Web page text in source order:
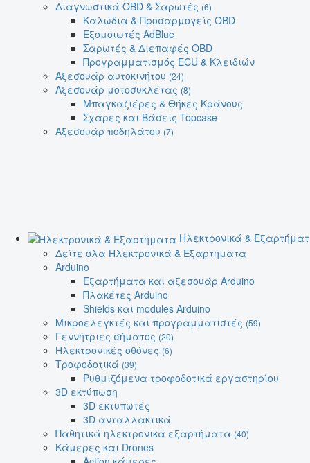
Διαγνωστικά OBD & Σαρωτές (6)
Καλώδια & Προσαρμογείς OBD
Εξομοιωτές AdBlue
Σαρωτές & Διεπαφές OBD
Προγραμματισμός ECU & Κλειδιών
Αξεσουάρ αυτοκινήτου (24)
Αξεσουάρ μοτοσυκλέτας (8)
Μπαγκαζιέρες & Θήκες Κράνους
Σχάρες και Βάσεις Topcase
Αξεσουάρ ποδηλάτου (7)
Ηλεκτρονικά &
Δείτε όλα Ηλεκτρονικά & Εξαρτήματα
Arduino
Εξαρτήματα και αξεσουάρ Arduino
Πλακέτες Arduino
Shields και modules Arduino
Μικροελεγκτές και προγραμματιστές (59)
Γεννήτριες σήματος (20)
Ηλεκτρονικές οθόνες (6)
Τροφοδοτικά (39)
Ρυθμιζόμενα τροφοδοτικά εργαστηρίου
3D εκτύπωση
3D εκτυπωτές
3D ανταλλακτικά
Παθητικά ηλεκτρονικά εξαρτήματα (40)
Κάμερες και Drones